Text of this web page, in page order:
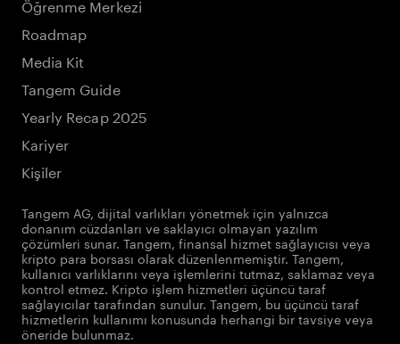
Öğrenme Merkezi
Roadmap
Media Kit
Tangem Guide
Yearly Recap 2025
Kariyer
Kişiler
Tangem AG, dijital varlıkları yönetmek için yalnızca
donanım cüzdanları ve saklayıcı olmayan yazılım
çözümleri sunar. Tangem, finansal hizmet sağlayıcısı veya
kripto para borsası olarak düzenlenmemiştir. Tangem,
kullanıcı varlıklarını veya işlemlerini tutmaz, saklamaz veya
kontrol etmez. Kripto işlem hizmetleri üçüncü taraf
sağlayıcılar tarafından sunulur. Tangem, bu üçüncü taraf
hizmetlerin kullanımı konusunda herhangi bir tavsiye veya
öneride bulunmaz.